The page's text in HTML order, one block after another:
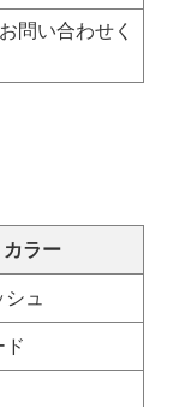
い合わせく
カラー
ュ
ド